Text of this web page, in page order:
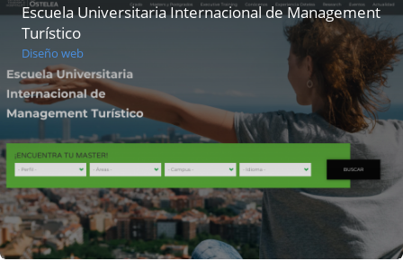
Escuela Universitaria Internacional de Management
Turístico
Diseño web